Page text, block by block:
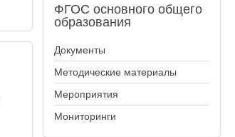
ФГОС основного общего
образования
Документы
Методические материалы
Мероприятия
Мониторинги